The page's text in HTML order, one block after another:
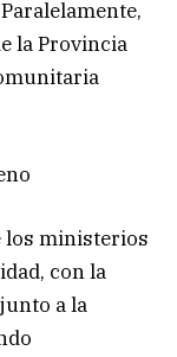
la Provincia
los ministerios
con la
a la